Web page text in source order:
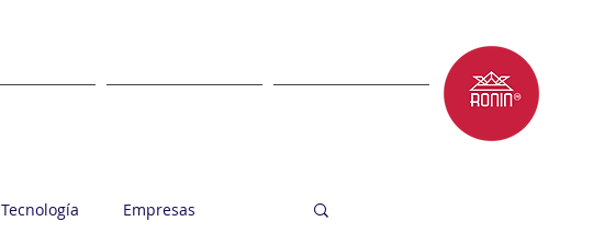
Tecnología Empresas